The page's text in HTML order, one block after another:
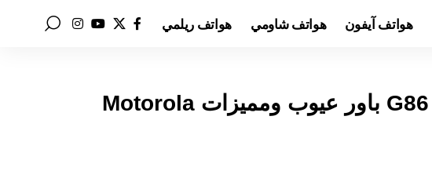
هواتف آيفون هواتف شاومي هواتف ريلمي
سعر ومواصفات موتورولا موتو G86 باور عيوب ومميزات Motorola